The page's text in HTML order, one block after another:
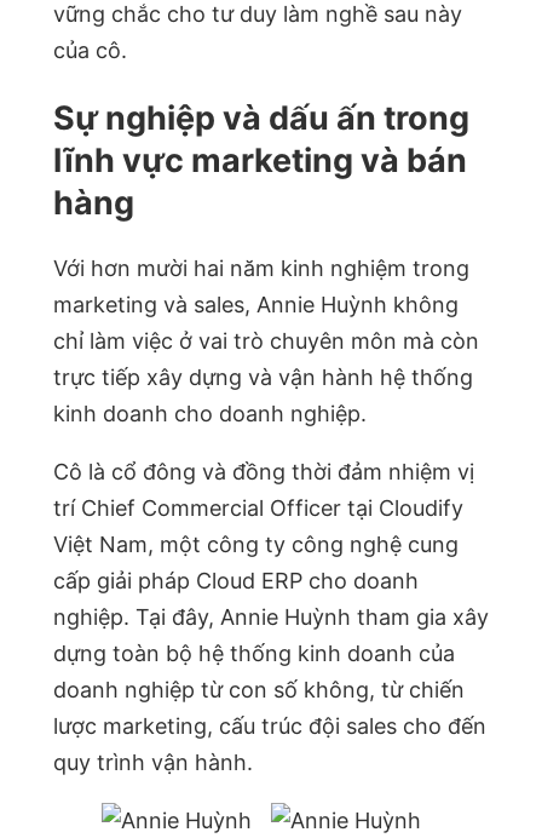
vững chắc cho tư duy làm nghề sau này
của cô.
Sự nghiệp và dấu ấn trong
lĩnh vực marketing và bán
hàng
Với hơn mười hai năm kinh nghiệm trong
marketing và sales, Annie Huỳnh không
chỉ làm việc ở vai trò chuyên môn mà còn
trực tiếp xây dựng và vận hành hệ thống
kinh doanh cho doanh nghiệp.
Cô là cổ đông và đồng thời đảm nhiệm vị
trí Chief Commercial Officer tại Cloudify
Việt Nam, một công ty công nghệ cung
cấp giải pháp Cloud ERP cho doanh
nghiệp. Tại đây, Annie Huỳnh tham gia xây
dựng toàn bộ hệ thống kinh doanh của
doanh nghiệp từ con số không, từ chiến
lược marketing, cấu trúc đội sales cho đến
quy trình vận hành.